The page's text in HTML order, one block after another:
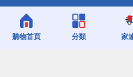
購物首頁 分類 家